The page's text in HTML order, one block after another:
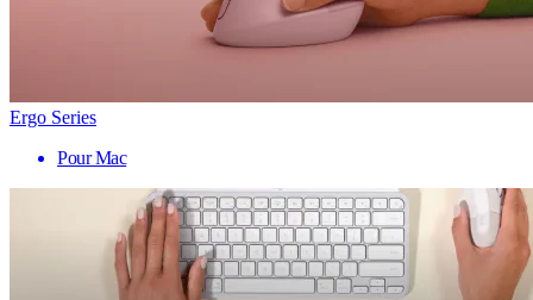
Ergo Series
Pour Mac